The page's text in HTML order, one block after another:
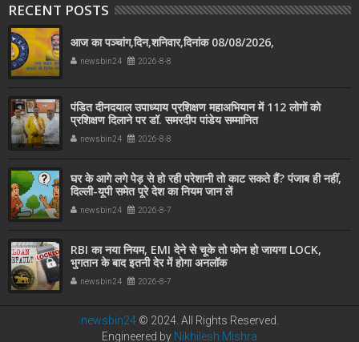
RECENT POSTS
आज का पञ्चांग,दिन,शनिवार,दिनांक 08/08/2026,
newsbin24 2026-8-8
पंडित दीनदयाल उपाध्याय प्रशिक्षण महाअभियान में 112 लोगों को
प्रशिक्षण दिलाने पर डॉ. समरदीप पांडेय सम्मानित
newsbin24 2026-8-8
घर के आगे लगे पेड़ से हो रही परेशानी तो काट सकते हैं? पंजाब ही नहीं,
दिल्‍ली-यूपी समेत पूरे देश का नियम जान लें
newsbin24 2026-8-7
RBI का नया नियम, EMI देने से चूके तो फोन हो जायगा LOCK,
भुगतान के बाद इतनी देर में होगा अनलॉक
newsbin24 2026-8-7
newsbin24© 2024. All Rights Reserved.
Engineered by Nikhilesh Mishra